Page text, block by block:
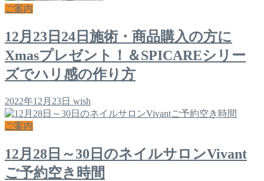
ご案内
12月23日24日施術・商品購入の方に
Xmasプレゼント！＆SPICAREシリー
ズでハリ感の作り方
2022年12月23日 wish
ご案内
12月28日～30日のネイルサロンVivant
ご予約空き時間